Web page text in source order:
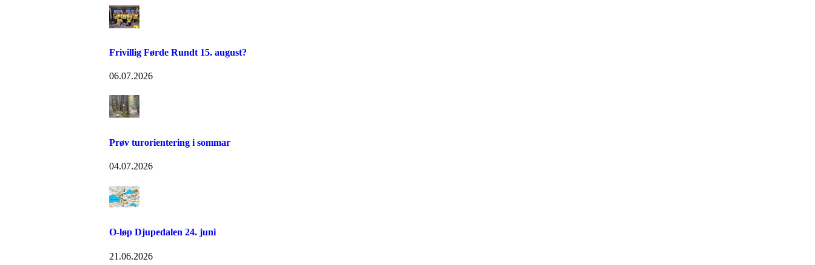
Frivillig Førde Rundt 15. august?
06.07.2026
Prøv turorientering i sommar
04.07.2026
O-løp Djupedalen 24. juni
21.06.2026